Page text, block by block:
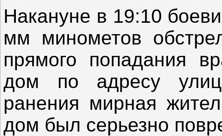
Накануне в 19:10
мм минометов
прямого попадания
дом по адресу
ранения мирная
дом был серьезно